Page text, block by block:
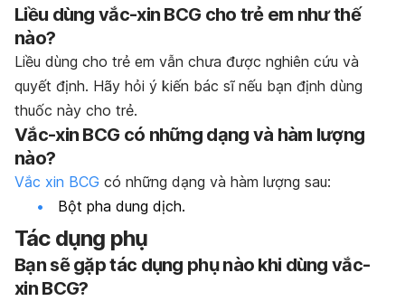
Liều dùng vắc-xin BCG cho trẻ em như thế
nào?
Liều dùng cho trẻ em vẫn chưa được nghiên cứu và
quyết định. Hãy hỏi ý kiến bác sĩ nếu bạn định dùng
thuốc này cho trẻ.
Vắc-xin BCG có những dạng và hàm lượng
nào?
Vắc xin BCG có những dạng và hàm lượng sau:
Bột pha dung dịch.
Tác dụng phụ
Bạn sẽ gặp tác dụng phụ nào khi dùng vắc-
xin BCG?